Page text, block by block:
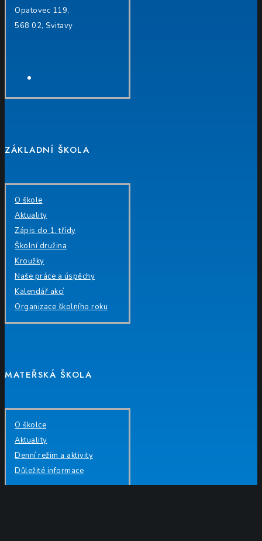
Opatovec 119,
568 02, Svitavy
ZÁKLADNÍ ŠKOLA
O škole
Aktuality
Zápis do 1. třídy
Školní družina
Kroužky
Naše práce a úspěchy
Kalendář akcí
Organizace školního roku
MATEŘSKÁ ŠKOLA
O školce
Aktuality
Denní režim a aktivity
Důležité informace